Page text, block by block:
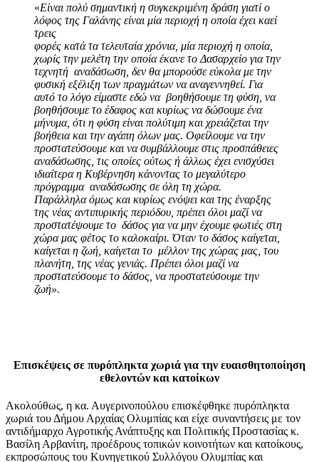
«Είναι πολύ σημαντική η συγκεκριμένη δράση γιατί ο
λόφος της Γαλάνης είναι μία περιοχή η οποία έχει καεί
τρεις
φορές κατά τα τελευταία χρόνια, μία περιοχή η οποία,
χωρίς την μελέτη την οποία έκανε το Δασαρχείο για την
τεχνητή αναδάσωση, δεν θα μπορούσε εύκολα με την
φυσική εξέλιξη των πραγμάτων να αναγεννηθεί. Για
αυτό το λόγο είμαστε εδώ να βοηθήσουμε τη φύση, να
βοηθήσουμε το έδαφος και κυρίως να δώσουμε ένα
μήνυμα, ότι η φύση είναι πολύτιμη και χρειάζεται την
βοήθεια και την αγάπη όλων μας. Οφείλουμε να την
προστατεύσουμε και νασυμβάλλουμε στις προσπάθειες
αναδάσωσης, τις οποίες ούτως ή άλλως έχει ενισχύσει
ιδιαίτερα η Κυβέρνηση κάνοντας το μεγαλύτερο
πρόγραμμα αναδάσωσης σε όλη τη χώρα.
Παράλληλα όμως και κυρίως ενόψει και της έναρξης
της νέας αντιπυρικής περιόδου, πρέπει όλοι μαζί να
προστατέψουμε το δάσος για να μην έχουμε φωτιές στη
χώρα μας φέτος το καλοκαίρι. Όταν το δάσος καίγεται,
καίγεται η ζωή, καίγεται το μέλλον της χώρας μας, του
πλανήτη, της νέας γενιάς. Πρέπει όλοι μαζί να
προστατεύσουμε το δάσος, ναπροστατεύσουμε την
ζωή».
Επισκέψεις σε πυρόπληκτα χωριά για την ευαισθητοποίηση
εθελοντών και κατοίκων
Ακολούθως, η κα. Αυγερινοπούλου επισκέφθηκε πυρόπληκτα
χωριά του Δήμου Αρχαίας Ολυμπίας και είχε συναντήσεις με τον
αντιδήμαρχο Αγροτικής Ανάπτυξης και Πολιτικής Προστασίας κ.
Βασίλη Αρβανίτη, προέδρους τοπικών κοινοτήτων και κατοίκους,
εκπροσώπους του Κυνηγετικού Συλλόγου Ολυμπίας και